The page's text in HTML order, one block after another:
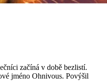
začíná v době bezlistí.
jméno Ohnivous. Povýšil